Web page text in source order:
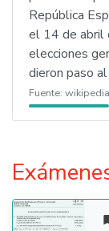
República
el 14 de abril
elecciones
dieron paso
Fuente: